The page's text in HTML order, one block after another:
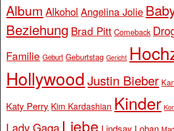
Album Alkohol Angelina Jolie
Beziehung Brad Pitt Comeback
Familie Geburt Geburtstag Gericht
Hollywood Justin Bieber
Katy Perry Kim Kardashian Kinder
Lady Gaga Liebe